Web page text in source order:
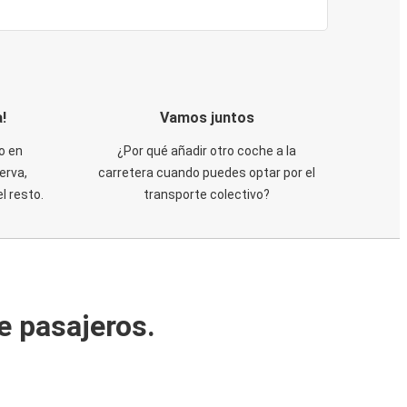
en
resto.
Vamos juntos
¿Por qué añadir otro coche a la
carretera cuando puedes optar por el
transporte colectivo?
pasajeros.